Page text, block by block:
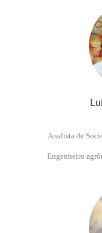
Analista de
Engenheiro